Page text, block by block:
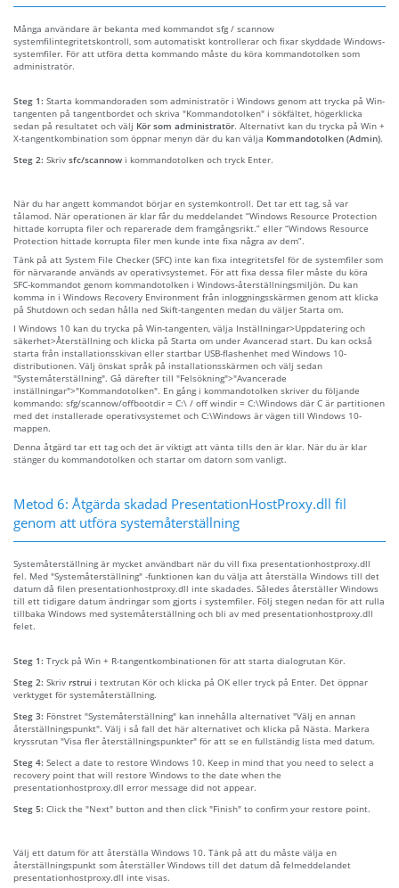
Många användare är bekanta med kommandot sfg / scannow
systemfilintegritetskontroll, som automatiskt kontrollerar och fixar skyddade Windows-
systemfiler. För att utföra detta kommando måste du köra kommandotolken som
administratör.
Steg 1: Starta kommandoraden som administratör i Windows genom att trycka på Win-
tangenten på tangentbordet och skriva "Kommandotolken" i sökfältet, högerklicka
sedan på resultatet och välj Kör som administratör. Alternativt kan du trycka på Win +
X-tangentkombination som öppnar menyn där du kan välja Kommandotolken (Admin).
Steg 2: Skriv sfc/scannow i kommandotolken och tryck Enter.
När du har angett kommandot börjar en systemkontroll. Det tar ett tag, så var
tålamod. När operationen är klar får du meddelandet “Windows Resource Protection
hittade korrupta filer och reparerade dem framgångsrikt.” eller “Windows Resource
Protection hittade korrupta filer men kunde inte fixa några av dem”.
Tänk på att System File Checker (SFC) inte kan fixa integritetsfel för de systemfiler som
för närvarande används av operativsystemet. För att fixa dessa filer måste du köra
SFC-kommandot genom kommandotolken i Windows-återställningsmiljön. Du kan
komma in i Windows Recovery Environment från inloggningsskärmen genom att klicka
på Shutdown och sedan hålla ned Skift-tangenten medan du väljer Starta om.
I Windows 10 kan du trycka på Win-tangenten, välja Inställningar>Uppdatering och
säkerhet>Återställning och klicka på Starta om under Avancerad start. Du kan också
starta från installationsskivan eller startbar USB-flashenhet med Windows 10-
distributionen. Välj önskat språk på installationsskärmen och välj sedan
"Systemåterställning". Gå därefter till "Felsökning">"Avancerade
inställningar">"Kommandotolken". En gång i kommandotolken skriver du följande
kommando: sfg/scannow/offbootdir = C:\ / off windir = C:\Windows där C är partitionen
med det installerade operativsystemet och C:\Windows är vägen till Windows 10-
mappen.
Denna åtgärd tar ett tag och det är viktigt att vänta tills den är klar. När du är klar
stänger du kommandotolken och startar om datorn som vanligt.
Metod 6: Åtgärda skadad PresentationHostProxy.dll fil
genom att utföra systemåterställning
Systemåterställning är mycket användbart när du vill fixa presentationhostproxy.dll
fel. Med "Systemåterställning" -funktionen kan du välja att återställa Windows till det
datum då filen presentationhostproxy.dll inte skadades. Således återställer Windows
till ett tidigare datum ändringar som gjorts i systemfiler. Följ stegen nedan för att rulla
tillbaka Windows med systemåterställning och bli av med presentationhostproxy.dll
felet.
Steg 1: Tryck på Win + R-tangentkombinationen för att starta dialogrutan Kör.
Steg 2: Skriv rstrui i textrutan Kör och klicka på OK eller tryck på Enter. Det öppnar
verktyget för systemåterställning.
Steg 3: Fönstret "Systemåterställning" kan innehålla alternativet "Välj en annan
återställningspunkt". Välj i så fall det här alternativet och klicka på Nästa. Markera
kryssrutan "Visa fler återställningspunkter" för att se en fullständig lista med datum.
Steg 4: Select a date to restore Windows 10. Keep in mind that you need to select a
recovery point that will restore Windows to the date when the
presentationhostproxy.dll error message did not appear.
Steg 5: Click the "Next" button and then click "Finish" to confirm your restore point.
Välj ett datum för att återställa Windows 10. Tänk på att du måste välja en
återställningspunkt som återställer Windows till det datum då felmeddelandet
presentationhostproxy.dll inte visas.